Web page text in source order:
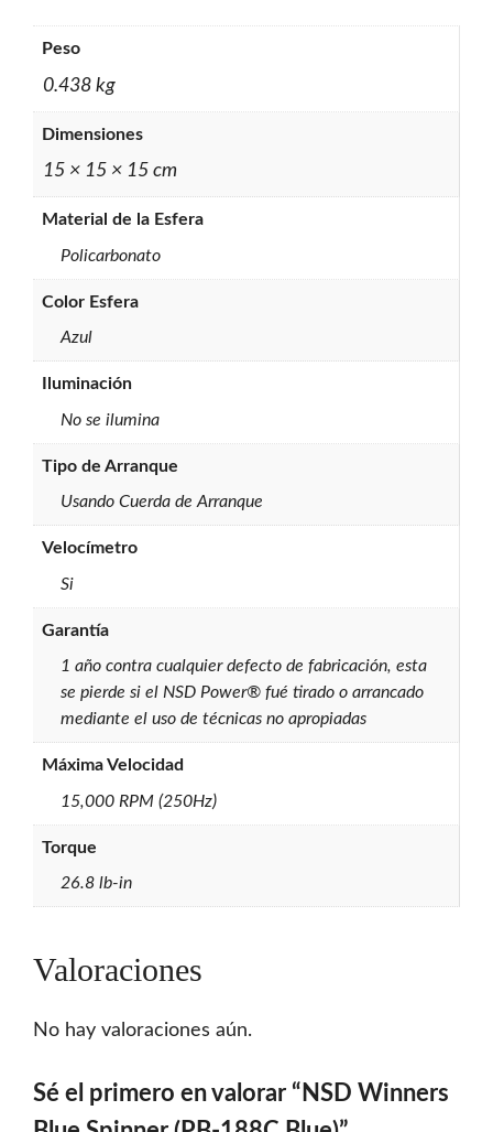
Peso
0.438 kg
Dimensiones
15 × 15 × 15 cm
Material de la Esfera
Policarbonato
Color Esfera
Azul
Iluminación
No se ilumina
Tipo de Arranque
Usando Cuerda de Arranque
Velocímetro
Si
Garantía
1 año contra cualquier defecto de fabricación, esta
se pierde si el NSD Power® fué tirado o arrancado
mediante el uso de técnicas no apropiadas
Máxima Velocidad
15,000 RPM (250Hz)
Torque
26.8 lb-in
Valoraciones
No hay valoraciones aún.
Sé el primero en valorar “NSD Winners